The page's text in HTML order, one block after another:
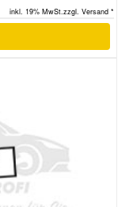
inkl. 19% MwSt.zzgl. Versand *